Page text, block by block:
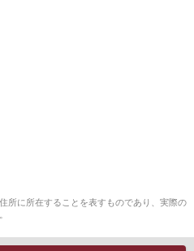
所に所在することを表すものであり、実際の